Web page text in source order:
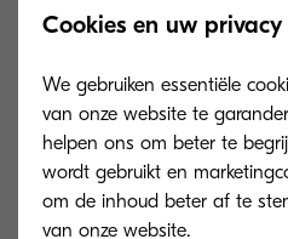
Veilige
kaart- en
Cookies en uw privacy
We gebruiken essentiële
van onze website te
helpen ons om beter te
wordt gebruikt en
om de inhoud beter af te
van onze website.